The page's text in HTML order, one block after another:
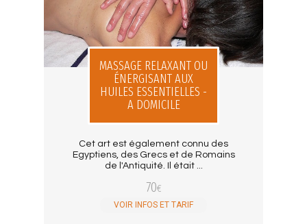
MASSAGE RELAXANT OU
ÉNERGISANT AUX
HUILES ESSENTIELLES -
A DOMICILE
Cet art est également connu des
Egyptiens, des Grecs et de Romains
de l'Antiquité. Il était ...
70€
VOIR INFOS ET TARIF